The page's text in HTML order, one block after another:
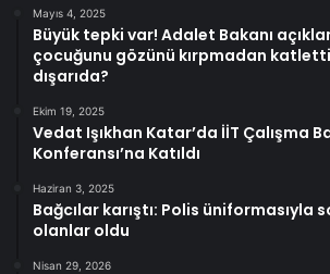
Mayıs 4, 2025
Büyük tepki var! Adalet Bakanı
çocuğunu gözünü kırpmadan
dışarıda?
Ekim 19, 2025
Vedat Işıkhan Katar’da İİT Çalışma
Konferansı’na Katıldı
Haziran 3, 2025
Bağcılar karıştı: Polis üniformasıyla
olanlar oldu
Nisan 29, 2026